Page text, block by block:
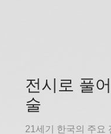
전시로 풀
술
21세기 한국의 주요